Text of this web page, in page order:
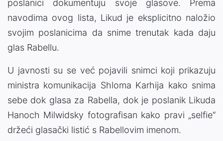
poslanici dokumentuju svoje glasove. Prema
navodima ovog lista, Likud je eksplicitno naložio
svojim poslanicima da snime trenutak kada daju
glas Rabellu.
U javnosti su se već pojavili snimci koji prikazuju
ministra komunikacija Shloma Karhija kako snima
sebe dok glasa za Rabella, dok je poslanik Likuda
Hanoch Milwidsky fotografisan kako pravi „selfie“
držeći glasački listić s Rabellovim imenom.